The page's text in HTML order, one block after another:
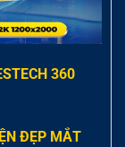
360
ĐẸP MẮT